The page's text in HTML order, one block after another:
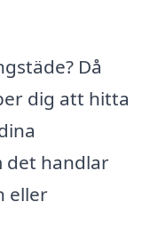
Då
dig att hitta
det handlar
eller